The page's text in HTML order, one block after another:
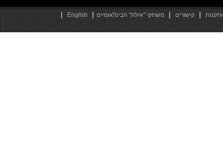
| קישורים | משחקי "אילת" הבינלאומיים |
English
|